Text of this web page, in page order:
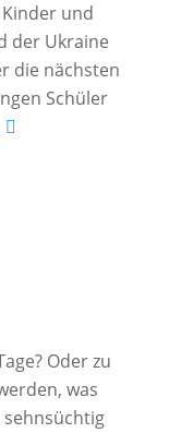
und
der Ukraine
die nächsten
Schüler
Oder zu
was
sehnsüchtig